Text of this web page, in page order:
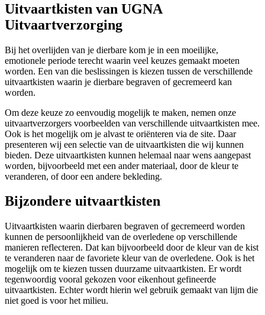
Uitvaartkisten van UGNA
Uitvaartverzorging
Bij het overlijden van je dierbare kom je in een moeilijke,
emotionele periode terecht waarin veel keuzes gemaakt moeten
worden. Een van die beslissingen is kiezen tussen de verschillende
uitvaartkisten waarin je dierbare begraven of gecremeerd kan
worden.
Om deze keuze zo eenvoudig mogelijk te maken, nemen onze
uitvaartverzorgers voorbeelden van verschillende uitvaartkisten mee.
Ook is het mogelijk om je alvast te oriënteren via de site. Daar
presenteren wij een selectie van de uitvaartkisten die wij kunnen
bieden. Deze uitvaartkisten kunnen helemaal naar wens aangepast
worden, bijvoorbeeld met een ander materiaal, door de kleur te
veranderen, of door een andere bekleding.
Bijzondere uitvaartkisten
Uitvaartkisten waarin dierbaren begraven of gecremeerd worden
kunnen de persoonlijkheid van de overledene op verschillende
manieren reflecteren. Dat kan bijvoorbeeld door de kleur van de kist
te veranderen naar de favoriete kleur van de overledene. Ook is het
mogelijk om te kiezen tussen duurzame uitvaartkisten. Er wordt
tegenwoordig vooral gekozen voor eikenhout gefineerde
uitvaartkisten. Echter wordt hierin wel gebruik gemaakt van lijm die
niet goed is voor het milieu.